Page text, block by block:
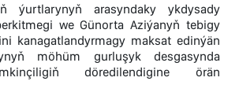
arasyndaky ykdysady
we Günorta Aziýanyň tebigy
kanagatlandyrmagy maksat edinýän
möhüm gurluşyk desgasynda
döredilendigine örän